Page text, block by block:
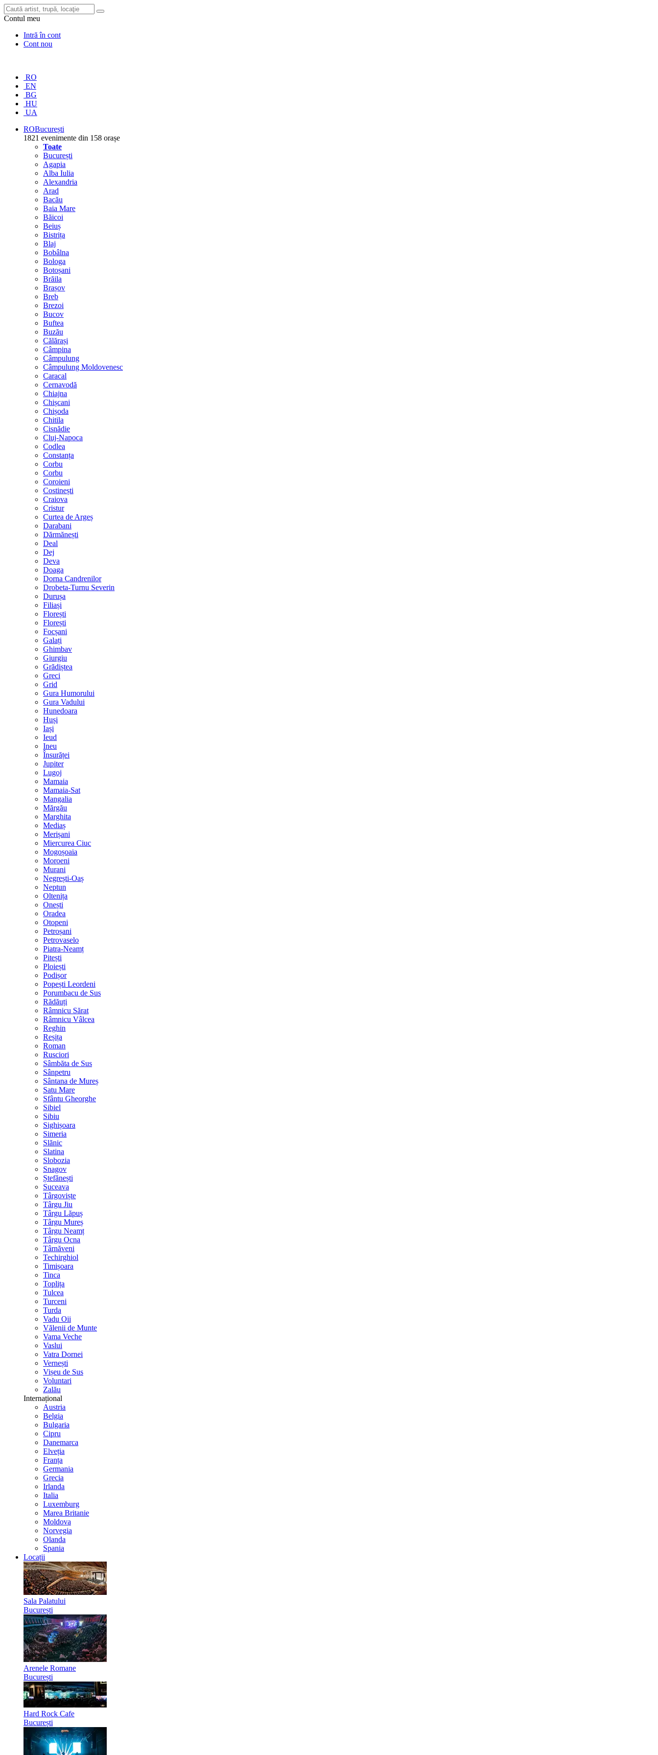
Contul meu
Intră în cont
Cont nou
RO
EN
BG
HU
UA
ROBucurești
1821 evenimente din 158 orașe
Toate
București
Agapia
Alba Iulia
Alexandria
Arad
Bacău
Baia Mare
Băicoi
Beiuș
Bistrița
Blaj
Bobâlna
Bologa
Botoșani
Brăila
Brașov
Breb
Brezoi
Bucov
Buftea
Buzău
Călărași
Câmpina
Câmpulung
Câmpulung Moldovenesc
Caracal
Cernavodă
Chiajna
Chișcani
Chișoda
Chitila
Cisnădie
Cluj-Napoca
Codlea
Constanța
Corbu
Corbu
Coroieni
Costinești
Craiova
Cristur
Curtea de Argeș
Darabani
Dărmănești
Deal
Dej
Deva
Doaga
Dorna Candrenilor
Drobeta-Turnu Severin
Durușa
Filiași
Florești
Florești
Focșani
Galați
Ghimbav
Giurgiu
Grădiștea
Greci
Grid
Gura Humorului
Gura Vadului
Hunedoara
Huși
Iași
Ieud
Ineu
Însurăței
Jupiter
Lugoj
Mamaia
Mamaia-Sat
Mangalia
Mărgău
Marghita
Mediaș
Merișani
Miercurea Ciuc
Mogoșoaia
Moroeni
Murani
Negrești-Oaș
Neptun
Oltenița
Onești
Oradea
Otopeni
Petroșani
Petrovaselo
Piatra-Neamț
Pitești
Ploiești
Podișor
Popești Leordeni
Porumbacu de Sus
Rădăuți
Râmnicu Sărat
Râmnicu Vâlcea
Reghin
Reșița
Roman
Rusciori
Sâmbăta de Sus
Sânpetru
Sântana de Mureș
Satu Mare
Sfântu Gheorghe
Sibiel
Sibiu
Sighișoara
Simeria
Slănic
Slatina
Slobozia
Snagov
Ștefănești
Suceava
Târgoviște
Târgu Jiu
Târgu Lăpuș
Târgu Mureș
Târgu Neamț
Târgu Ocna
Târnăveni
Techirghiol
Timișoara
Tinca
Toplița
Tulcea
Turceni
Turda
Vadu Oii
Vălenii de Munte
Vama Veche
Vaslui
Vatra Dornei
Vernești
Vișeu de Sus
Voluntari
Zalău
Internațional
Austria
Belgia
Bulgaria
Cipru
Danemarca
Elveția
Franța
Germania
Grecia
Irlanda
Italia
Luxemburg
Marea Britanie
Moldova
Norvegia
Olanda
Spania
Locații
Sala Palatului
București
Arenele Romane
București
Hard Rock Cafe
București